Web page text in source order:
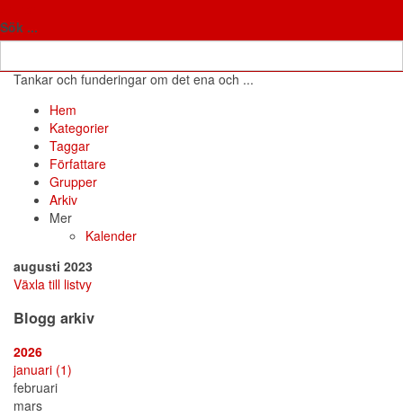
Sök ...
Fria tankar
Tankar och funderingar om det ena och ...
Hem
Search
Prenumerera
blogguppdateringar
Avsluta
prenumeration
blogg
Sign
Hem
Kategorier
Taggar
Författare
Grupper
Arkiv
Mer
Kalender
augusti 2023
Växla till listvy
Blogg arkiv
2026
januari (1)
februari
mars